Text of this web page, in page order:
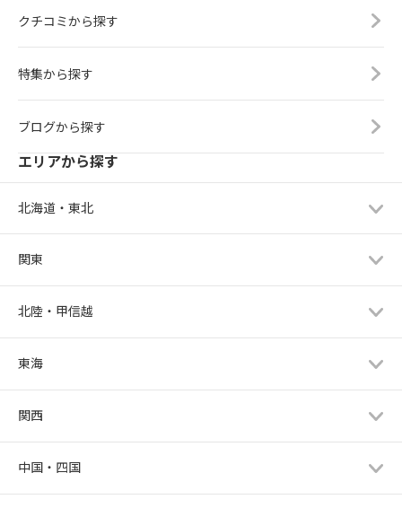
クチコミから探す
特集から探す
ブログから探す
エリアから探す
北海道・東北
関東
北陸・甲信越
東海
関西
中国・四国